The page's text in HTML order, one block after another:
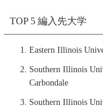
TOP 5 編入先大学
Eastern Illinois
Southern Illinois
Carbondale
Southern Illinois